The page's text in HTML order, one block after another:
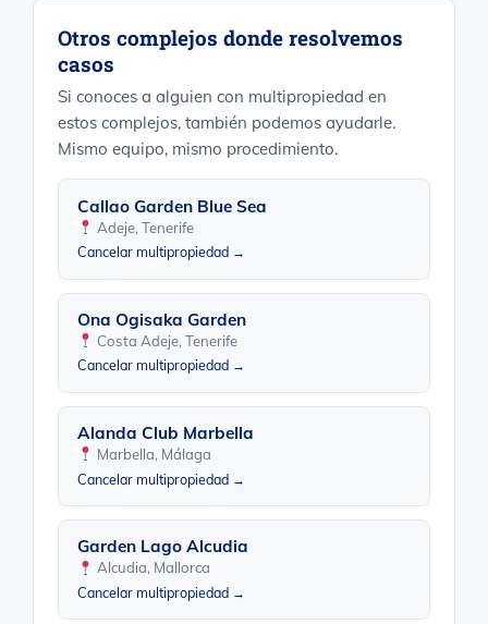
Otros complejos donde resolvemos
casos
Si conoces a alguien con multipropiedad en
estos complejos, también podemos ayudarle.
Mismo equipo, mismo procedimiento.
Callao Garden Blue Sea
Adeje, Tenerife
Cancelar multipropiedad →
Ona Ogisaka Garden
Costa Adeje, Tenerife
Cancelar multipropiedad →
Alanda Club Marbella
Marbella, Málaga
Cancelar multipropiedad →
Garden Lago Alcudia
Alcudia, Mallorca
Cancelar multipropiedad →